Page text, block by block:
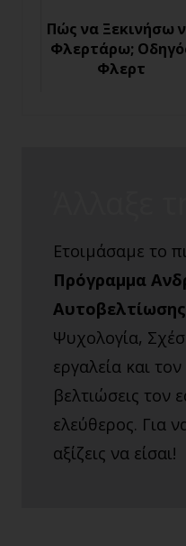
Πώς να Ξεκινήσω
Φλερτάρω;
Φλερτ
Ετοιμάσαμε το
Πρόγραμμα
Ψυχολογία,
εργαλεία και
βελτιώσεις τον
ελεύθερος. Για
αξίζεις να είσαι!